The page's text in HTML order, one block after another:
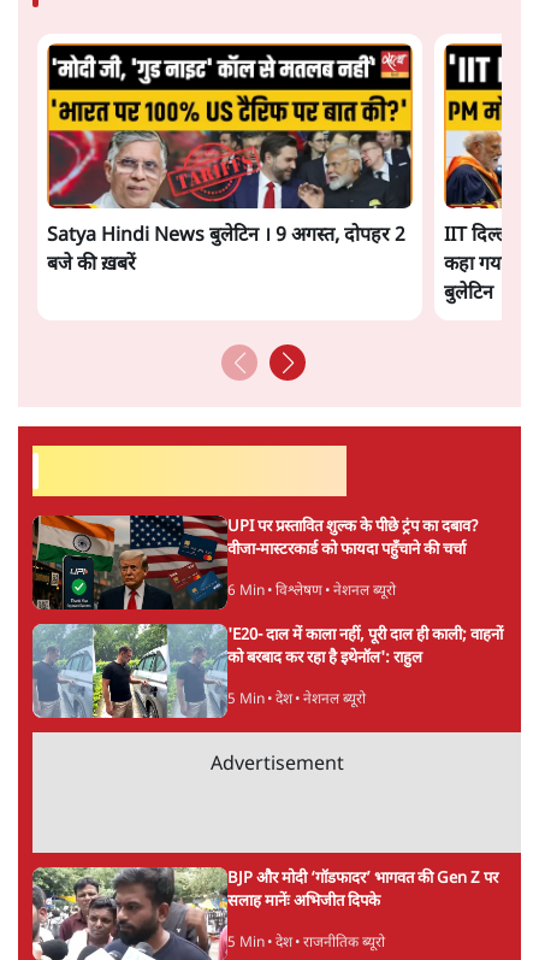
Satya Hindi News बुलेटिन । 9 अगस्त, दोपहर 2
बजे की ख़बरें
IIT दिल्ली
कहा गया! |
बुलेटिन
UPI पर प्रस्तावित शुल्क के पीछे ट्रंप का दबाव?
वीजा-मास्टरकार्ड को फायदा पहुँचाने की चर्चा
6 Min• विश्लेषण• नेशनल ब्यूरो
'E20- दाल में काला नहीं, पूरी दाल ही काली; वाहनों
को बरबाद कर रहा है इथेनॉल': राहुल
5 Min• देश• नेशनल ब्यूरो
Advertisement
BJP और मोदी ‘गॉडफादर’ भागवत की Gen Z पर
सलाह मानेंः अभिजीत दिपके
5 Min• देश• राजनीतिक ब्यूरो